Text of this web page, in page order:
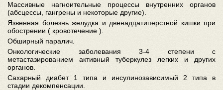
Массивные нагноительные процессы внутренних органов
(абсцессы, гангрены и некоторые другие).
Язвенная болезнь желудка и двенадцатиперстной кишки при
обострении ( кровотечение ).
Обширный паралич.
Онкологические заболевания 3-4 степени с
метастазированием активный туберкулез легких и других
органов.
Сахарный диабет 1 типа и инсулинозависимый 2 типа в
стадии декомпенсации.